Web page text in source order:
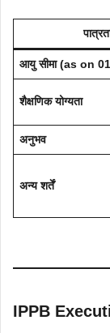
आयु सीमा (as on
शैक्षणिक योग्यता
अनुभव
अन्य शर्तें
IPPB